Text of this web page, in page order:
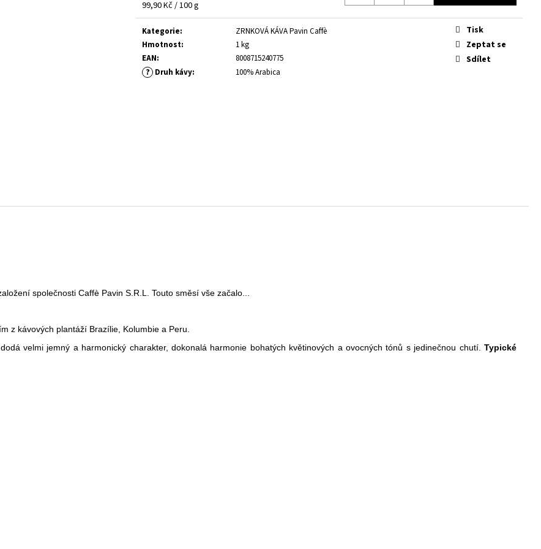
Měrná
cena:
99,90 Kč / 100 g
Kategorie:
ZRNKOVÁ KÁVA Pavin Caffè
Hmotnost:
1 kg
EAN: 8008715240775
? Druh kávy: 100% Arabica
Tisk
Zeptat se
Sdílet
společnosti Caffè Pavin S.R.L. Touto směsí vše začalo...
z kávových plantáží Brazílie, Kolumbie a Peru.
velmi jemný a harmonický charakter, dokonalá harmonie bohatých květinových a ovocných tónů s jedinečnou chutí. Typické
869 Kč